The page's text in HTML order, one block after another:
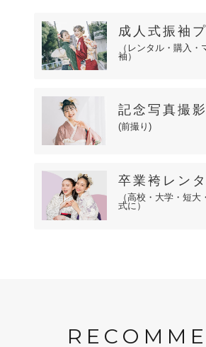
成人式振袖
（レンタル・購入・
袖）
記念写真撮
(前撮り)
卒業袴レン
（高校・大学・短
式に）